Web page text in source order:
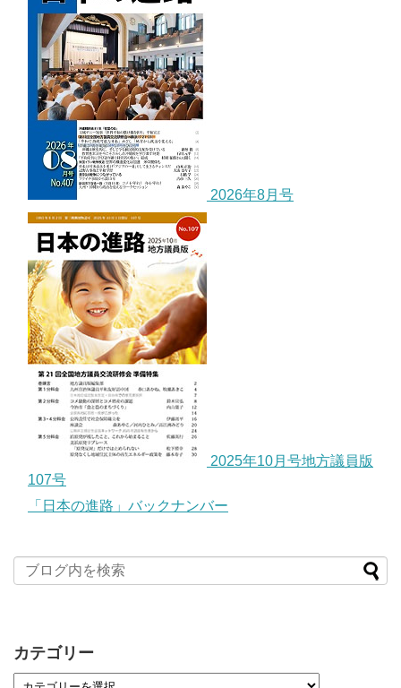
2026年8月号
2025年10月号地方議員版
107号
「日本の進路」バックナンバー
カテゴリー